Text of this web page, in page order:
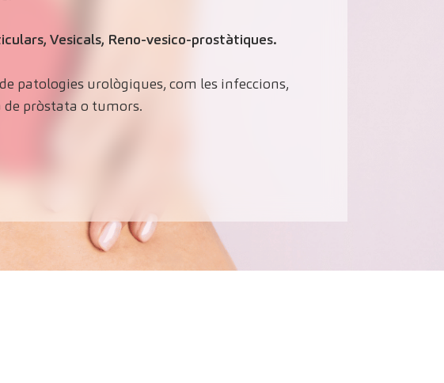
Vesicals, Reno-vesico-prostàtiques.
patologies urològiques, com les infeccions,
de pròstata o tumors.